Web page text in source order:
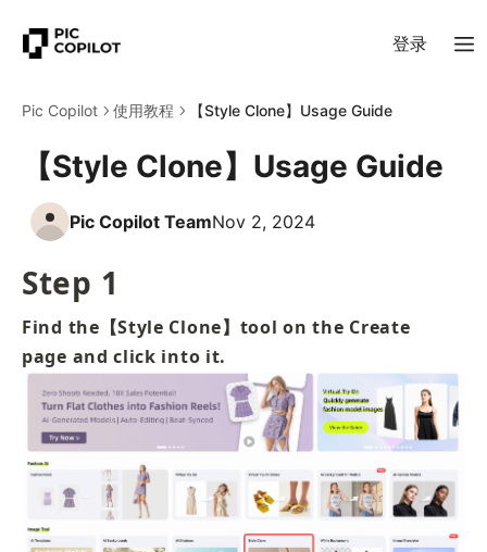
登录
Pic Copilot 使用教程 【Style Clone】Usage Guide
【Style Clone】Usage Guide
Pic Copilot TeamNov 2, 2024
Step 1
Find the【Style Clone】tool on the Create
page and click into it.